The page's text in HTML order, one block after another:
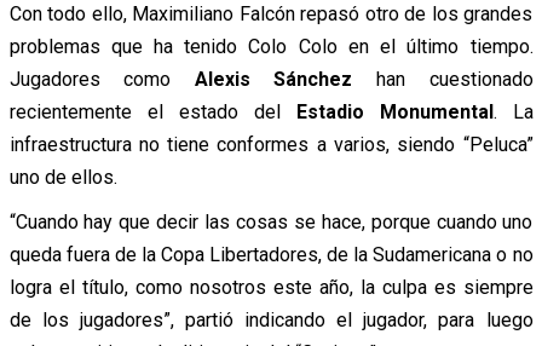
Con todo ello, Maximiliano Falcón repasó otro de los grandes
problemas que ha tenido Colo Colo en el último tiempo.
Jugadores como Alexis Sánchez han cuestionado
recientemente el estado del Estadio Monumental. La
infraestructura no tiene conformes a varios, siendo “Peluca”
uno de ellos.
“Cuando hay que decir las cosas se hace, porque cuando uno
queda fuera de la Copa Libertadores, de la Sudamericana o no
logra el título, como nosotros este año, la culpa es siempre
de los jugadores”, partió indicando el jugador, para luego